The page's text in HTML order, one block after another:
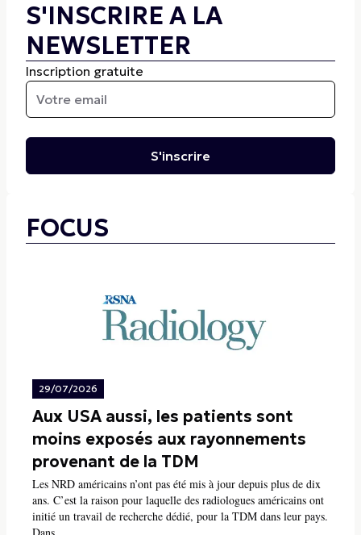
S'INSCRIRE A LA
NEWSLETTER
Inscription gratuite
S'inscrire
FOCUS
29/07/2026
Aux USA aussi, les patients sont
moins exposés aux rayonnements
provenant de la TDM
Les NRD américains n’ont pas été mis à jour depuis plus de dix
ans. C’est la raison pour laquelle des radiologues américains ont
initié un travail de recherche dédié, pour la TDM dans leur pays.